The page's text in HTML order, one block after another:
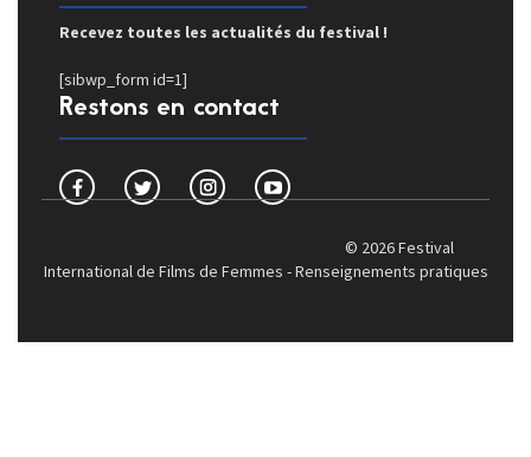
Recevez toutes les actualités du festival !
[sibwp_form id=1]
Restons en contact
© 2026 Festival
International de Films de Femmes -Renseignements pratiques